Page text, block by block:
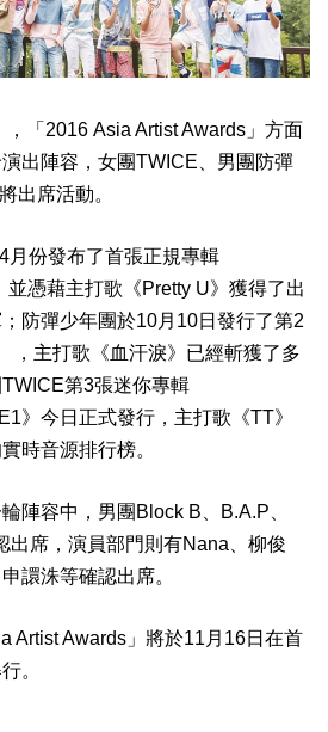
「2016 Asia Artist Awards」方面
出陣容，女團TWICE、男團防彈
出席活動。
月份發布了首張正規專輯
並憑藉主打歌《Pretty U》獲得了出
防彈少年團於10月10日發行了第2
，主打歌《血汗淚》已經斬獲了多
第3張迷你專輯
》今日正式發行，主打歌《TT》
時音源排行榜。
陣容中，男團Block B、B.A.P、
出席，演員部門則有Nana、柳俊
譞洙等確認出席。
Artist Awards」將於11月16日在首
。